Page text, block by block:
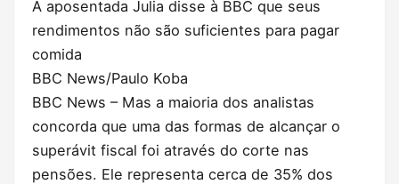
A aposentada Julia disse à BBC que seus
rendimentos não são suficientes para pagar
comida
BBC News/Paulo Koba
BBC News – Mas a maioria dos analistas
concorda que uma das formas de alcançar o
superávit fiscal foi através do corte nas
pensões. Ele representa cerca de 35% dos